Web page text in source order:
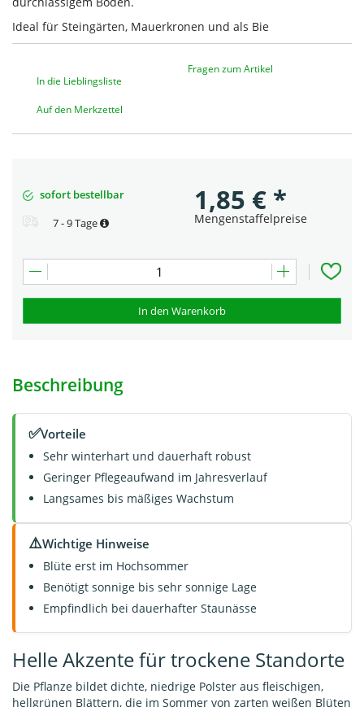
Ideal für Steingärten, Mauerkronen und als Bie
In die Lieblingsliste
Auf den Merkzettel
Fragen zum Artikel
sofort bestellbar
7 - 9 Tage
1,85 € *
Mengenstaffelpreise
In den Warenkorb
Beschreibung
✅Vorteile
Sehr winterhart und dauerhaft robust
Geringer Pflegeaufwand im Jahresverlauf
Langsames bis mäßiges Wachstum
⚠️Wichtige Hinweise
Blüte erst im Hochsommer
Benötigt sonnige bis sehr sonnige Lage
Empfindlich bei dauerhafter Staunässe
Helle Akzente für trockene Standorte
Die Pflanze bildet dichte, niedrige Polster aus fleischigen,
hellgrünen Blättern, die im Sommer von zarten weißen Blüten